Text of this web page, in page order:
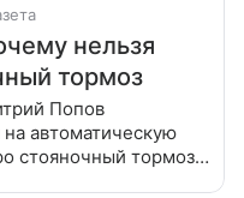
нельзя
тормоз
Попов
автоматическую
стояночный тормоз –